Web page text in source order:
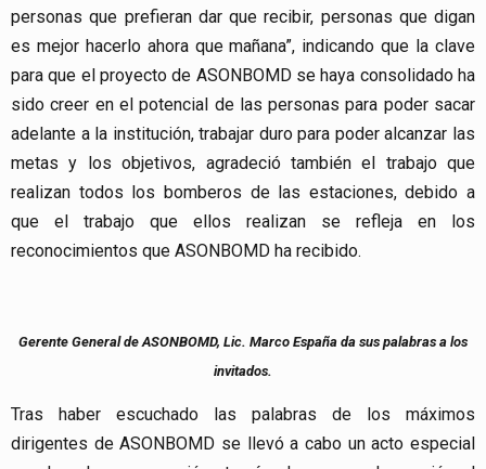
personas que prefieran dar que recibir, personas que digan
es mejor hacerlo ahora que mañana”, indicando que la clave
para que el proyecto de ASONBOMD se haya consolidado ha
sido creer en el potencial de las personas para poder sacar
adelante a la institución, trabajar duro para poder alcanzar las
metas y los objetivos, agradeció también el trabajo que
realizan todos los bomberos de las estaciones, debido a
que el trabajo que ellos realizan se refleja en los
reconocimientos que ASONBOMD ha recibido.
Gerente General de ASONBOMD, Lic. Marco España da sus palabras a los
invitados.
Tras haber escuchado las palabras de los máximos
dirigentes de ASONBOMD se llevó a cabo un acto especial